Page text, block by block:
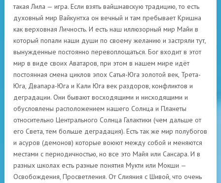
такая Лила — игра. Если взять вайшнавскую традицию, то есть
духовный мир Вайкунтха он вечный и там пребывает Кришна
как верховная Личность. И есть наш иллюзорный мир Майи в
который попали наши души по своему желанию и застряли тут,
вынужденные постоянно перевоплощаться. Бог входит в этот
мир в виде своих Аватаров, при этом в нашем мире идёт
постоянная смена циклов эпох Сатья-Юга золотой век, Трета-
Юга, Двапара-Юга и Кали Юга век раздоров, конфликтов и
деградации. Они бывают восходящими и нисходящими и
обусловлены расположением нашего Солнца и Планеты
относительно Центрального Солнца Галактики (чем дальше от
его Света, тем больше деградация). Есть так же мир полубогов
и асуров (демонов) которые воюют между собой и меняются
местами с периодичностью, но все это Майя или Сансара. И в
разных школах есть разные понятия Мукти или Мокши —
Освобождения, Просветления. От Слияния с Шивой, что очень